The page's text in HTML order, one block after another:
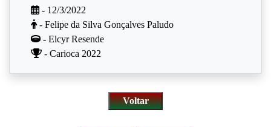
- 12/3/2022
- Felipe da Silva Gonçalves Paludo
- Elcyr Resende
- Carioca 2022